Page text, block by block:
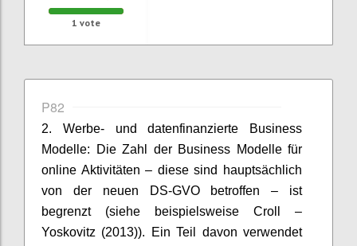
1 vote
P82
2. Werbe- und datenfinanzierte Business
Modelle: Die Zahl der Business Modelle für
online Aktivitäten – diese sind hauptsächlich
von der neuen DS-GVO betroffen – ist
begrenzt (siehe beispielsweise Croll –
Yoskovitz (2013)). Ein Teil davon verwendet